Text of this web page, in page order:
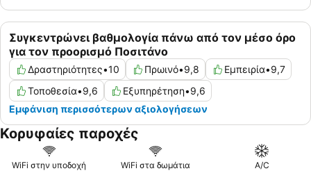
Συγκεντρώνει βαθμολογία πάνω από τον μέσο όρο
για τον προορισμό Ποσιτάνο
Δραστηριότητες•10 Πρωινό•9,8 Εμπειρία•9,7
Τοποθεσία•9,6 Εξυπηρέτηση•9,6
Εμφάνιση περισσότερων αξιολογήσεων
Κορυφαίες παροχές
WiFi στην υποδοχή WiFi στα δωμάτια A/C